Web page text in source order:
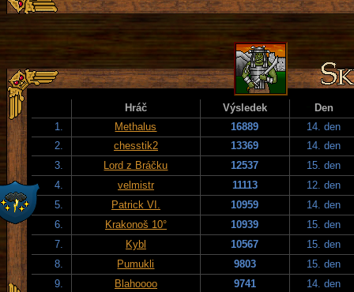
Hráč Výsledek
Den
1.
Methalus 16889
14. den
2.
chesstik2 13369
14. den
3.
Lord z Bráčku 12537
15. den
4.
velmistr 11113
12. den
5.
Patrick VI. 10959
14. den
6.
Krakonoš 10° 10939
15. den
7.
Kybl 10567
15. den
8.
Pumukli 9803
15. den
9.
Blahoooo 9741
14. den